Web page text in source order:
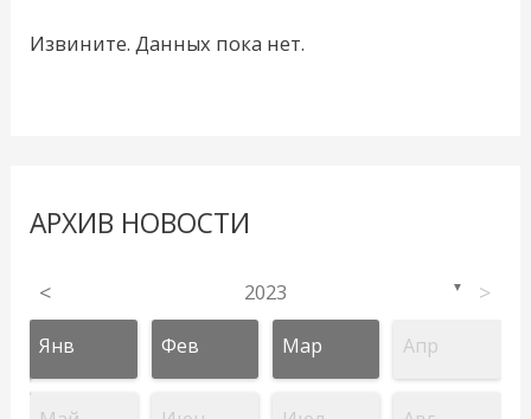
Извините. Данных пока нет.
АРХИВ НОВОСТИ
< 2023 ▼ >
Янв Фев Мар Апр